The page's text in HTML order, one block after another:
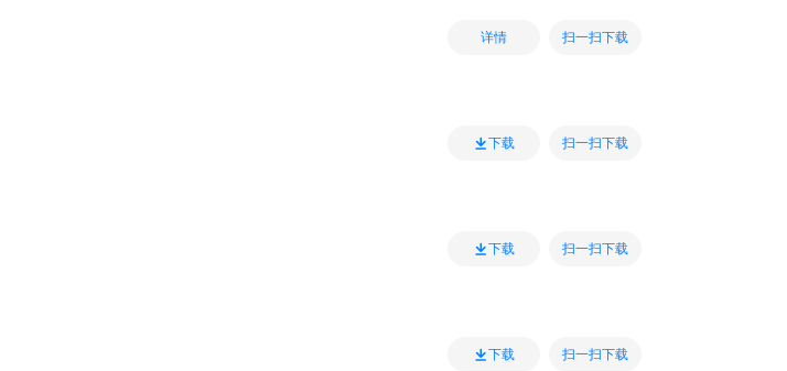
详情 扫一扫下载
下载 扫一扫下载
下载 扫一扫下载
下载 扫一扫下载